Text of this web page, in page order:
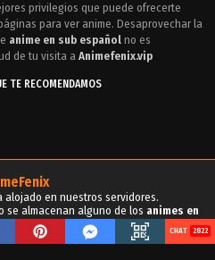
privilegios que puede ofrecerte
para ver anime. Desaprovechar la
anime en sub español no es
de tu visita a Animefenix.vip
TE RECOMENDAMOS
alojado en nuestros servidores.
se almacenan alguno de los animes en
y demás propósitos.
2822